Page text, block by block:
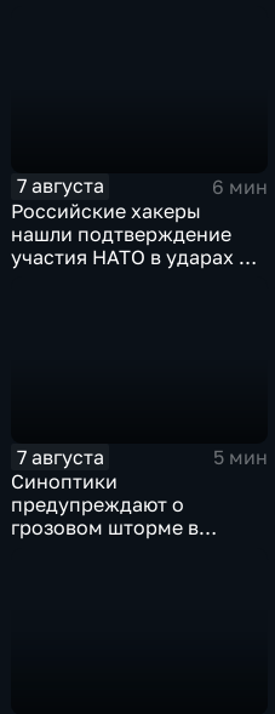
7 августа
6 мин
Российские хакеры
нашли подтверждение
участия НАТО в ударах по
7 августа
5 мин
Синоптики
предупреждают о
грозовом шторме в